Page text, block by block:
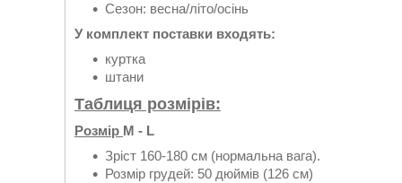
Сезон: весна/літо/осінь
У комплект поставки входять:
куртка
штани
Таблиця розмірів:
Розмір M - L
Зріст 160-180 см (нормальна вага).
Розмір грудей: 50 дюймів (126 см)